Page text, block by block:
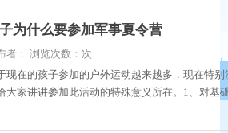
为什么要参加军事夏令营
者： 浏览次数：次
现在的孩子参加的户外运动越来越多，现在特
大家讲讲参加此活动的特殊意义所在。1、对基